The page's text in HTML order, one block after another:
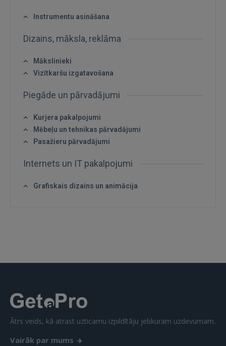
IENĀKT
Aizmirsāt paroli? Atcerēties?
GOOGLE
 Sign in with Apple
Instrumentu asināšana
Dizains, māksla, reklāma
Mākslinieki
Vizītkaršu izgatavošana
Piegāde un pārvadājumi
Kurjera pakalpojumi
Mēbeļu un tehnikas pārvadājumi
Pasažieru pārvadājumi
Internets un IT pakalpojumi
Grafiskais dizains un animācija
Ātrs veids, kā atrast uzticamu izpildītāju jebkuram uzdevumam.
Vairāk par mums